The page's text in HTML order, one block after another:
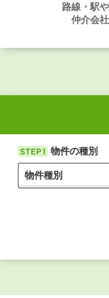
路線・駅
仲介会
物件の種別